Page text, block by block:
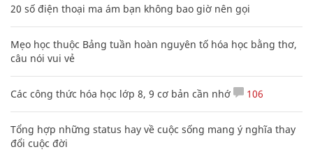
20 số điện thoại ma ám bạn không bao giờ nên gọi
Mẹo học thuộc Bảng tuần hoàn nguyên tố hóa học bằng thơ,
câu nói vui vẻ
Các công thức hóa học lớp 8, 9 cơ bản cần nhớ 106
Tổng hợp những status hay về cuộc sống mang ý nghĩa thay
đổi cuộc đời